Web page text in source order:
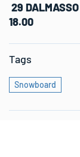
29
18.00
Tags
Snowboard